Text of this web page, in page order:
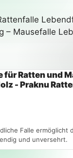
für Ratten und
- Praknu
Falle ermöglicht
und unversehrt.